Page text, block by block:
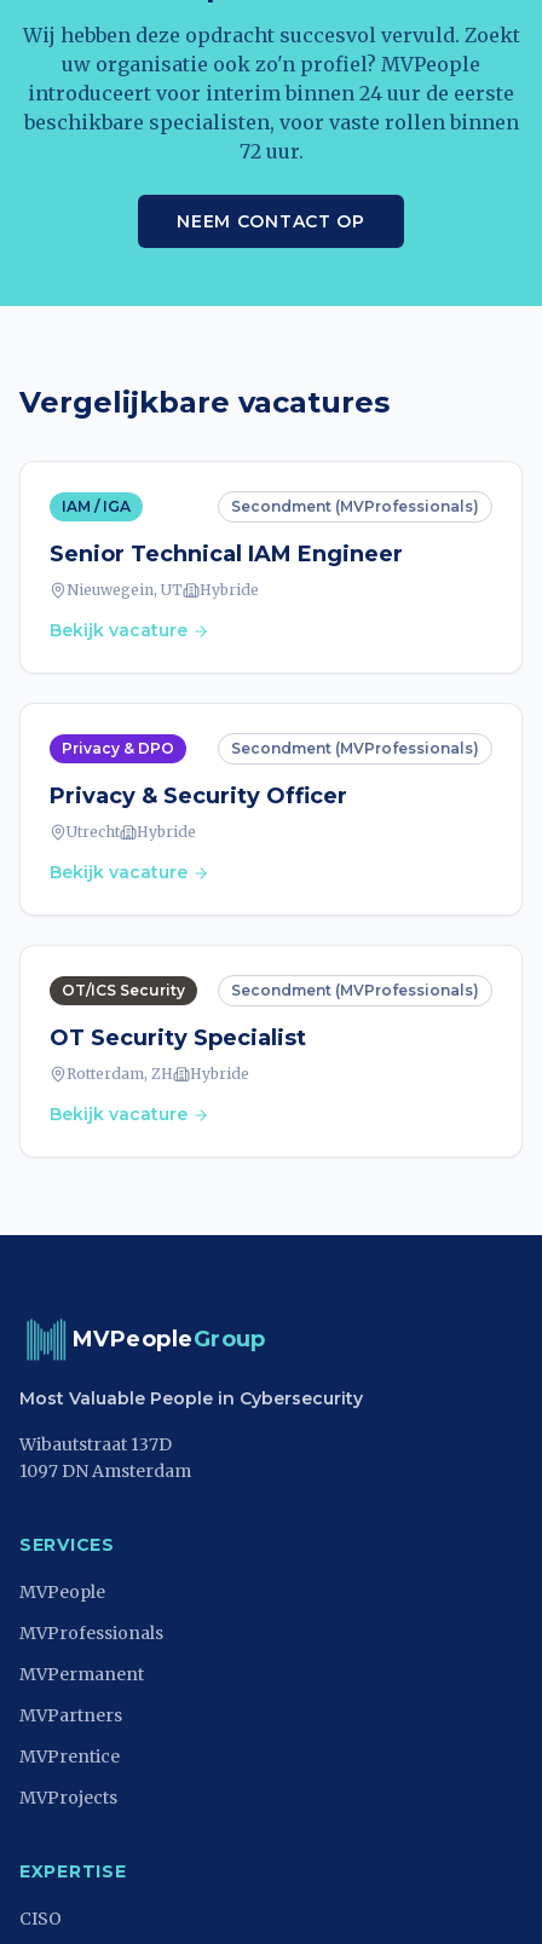
Wij hebben deze opdracht succesvol vervuld. Zoekt
uw organisatie ook zo'n profiel? MVPeople
introduceert voor interim binnen 24 uur de eerste
beschikbare specialisten, voor vaste rollen binnen
72 uur.
NEEM CONTACT OP
Vergelijkbare vacatures
IAM / IGA Secondment (MVProfessionals)
Senior Technical IAM Engineer
Nieuwegein, UT Hybride
Bekijk vacature
Privacy & DPO Secondment (MVProfessionals)
Privacy & Security Officer
Utrecht Hybride
Bekijk vacature
OT/ICS Security Secondment (MVProfessionals)
OT Security Specialist
Rotterdam, ZH Hybride
Bekijk vacature
MVPeopleGroup
Most Valuable People in Cybersecurity
Wibautstraat 137D
1097 DN Amsterdam
SERVICES
MVPeople
MVProfessionals
MVPermanent
MVPartners
MVPrentice
MVProjects
EXPERTISE
CISO